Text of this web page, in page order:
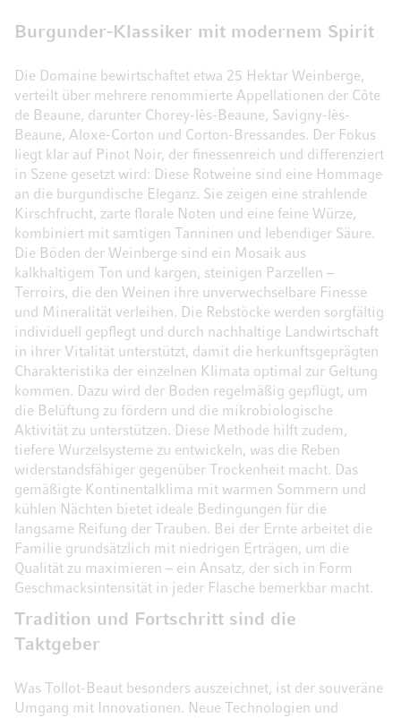
Burgunder-Klassiker mit modernem Spirit
Die Domaine bewirtschaftet etwa 25 Hektar Weinberge,
verteilt über mehrere renommierte Appellationen der Côte
de Beaune, darunter Chorey-lès-Beaune, Savigny-lès-
Beaune, Aloxe-Corton und Corton-Bressandes. Der Fokus
liegt klar auf Pinot Noir, der finessenreich und differenziert
in Szene gesetzt wird: Diese Rotweine sind eine Hommage
an die burgundische Eleganz. Sie zeigen eine strahlende
Kirschfrucht, zarte florale Noten und eine feine Würze,
kombiniert mit samtigen Tanninen und lebendiger Säure.
Die Böden der Weinberge sind ein Mosaik aus
kalkhaltigem Ton und kargen, steinigen Parzellen –
Terroirs, die den Weinen ihre unverwechselbare Finesse
und Mineralität verleihen. Die Rebstöcke werden sorgfältig
individuell gepflegt und durch nachhaltige Landwirtschaft
in ihrer Vitalität unterstützt, damit die herkunftsgeprägten
Charakteristika der einzelnen Klimata optimal zur Geltung
kommen. Dazu wird der Boden regelmäßig gepflügt, um
die Belüftung zu fördern und die mikrobiologische
Aktivität zu unterstützen. Diese Methode hilft zudem,
tiefere Wurzelsysteme zu entwickeln, was die Reben
widerstandsfähiger gegenüber Trockenheit macht. Das
gemäßigte Kontinentalklima mit warmen Sommern und
kühlen Nächten bietet ideale Bedingungen für die
langsame Reifung der Trauben. Bei der Ernte arbeitet die
Familie grundsätzlich mit niedrigen Erträgen, um die
Qualität zu maximieren – ein Ansatz, der sich in Form
Geschmacksintensität in jeder Flasche bemerkbar macht.
Tradition und Fortschritt sind die
Taktgeber
Was Tollot-Beaut besonders auszeichnet, ist der souveräne
Umgang mit Innovationen. Neue Technologien und